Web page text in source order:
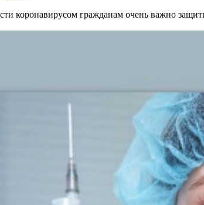
коронавирусом гражданам очень важно